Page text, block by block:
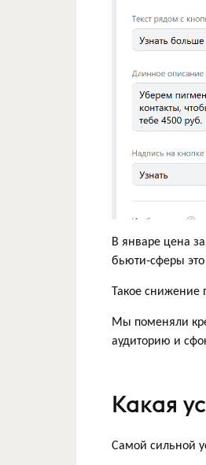
В январе цена
бьюти-сферы
Такое снижение
Мы поменяли
аудиторию и
Какая
Самой сильной